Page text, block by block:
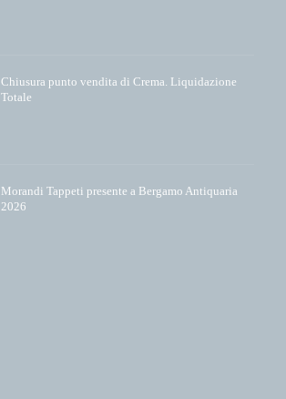
Chiusura punto vendita di Crema. Liquidazione
Totale
Morandi Tappeti presente a Bergamo Antiquaria
2026